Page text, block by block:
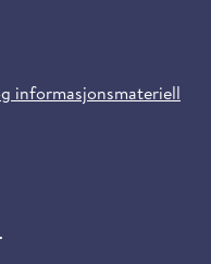
informasjonsmateriell